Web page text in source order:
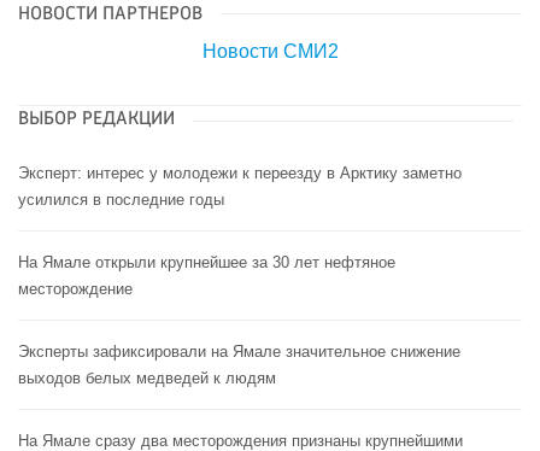
НОВОСТИ ПАРТНЕРОВ
Новости СМИ2
ВЫБОР РЕДАКЦИИ
Эксперт: интерес у молодежи к переезду в Арктику заметно
усилился в последние годы
На Ямале открыли крупнейшее за 30 лет нефтяное
месторождение
Эксперты зафиксировали на Ямале значительное снижение
выходов белых медведей к людям
На Ямале сразу два месторождения признаны крупнейшими